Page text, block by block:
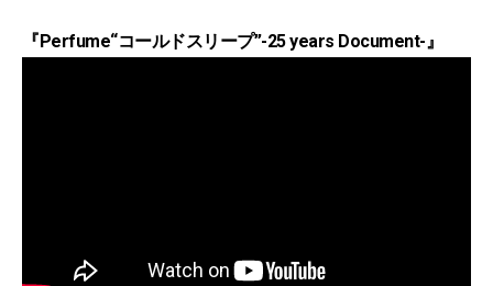
『Perfume“コールドスリープ”-25 years Document-』